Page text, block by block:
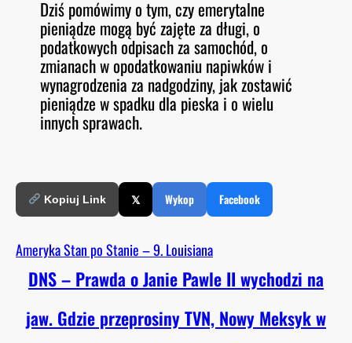
O
D
E
RSS FEED
LINK
EMBED
Dziś pomówimy o tym, czy emerytalne
pieniądze mogą być zajęte za długi, o
podatkowych odpisach za samochód, o
zmianach w opodatkowaniu napiwków i
wynagrodzenia za nadgodziny, jak zostawić
pieniądze w spadku dla pieska i o wielu
innych sprawach.
Kopiuj Link 𝕏 Wykop Facebook
Ameryka Stan po Stanie – 9. Louisiana
DNS – Prawda o Janie Pawle II wychodzi na
jaw. Gdzie przeprosiny TVN, Nowy Meksyk w